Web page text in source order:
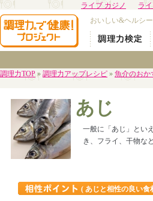
ライブ カジノ ラ
おいしい&ヘルシ
調理力TOP» 調理力アップレシピ » 魚介のおか
あじ
一般に「あじ」とい
き、フライ、干物な
( あじと相性の良い食